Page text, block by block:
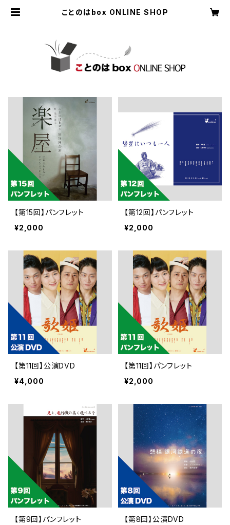
ことのはbox ONLINE SHOP
【第15回】パンフレット
¥2,000
【第12回】パンフレット
¥2,000
【第11回】公演DVD
¥4,000
【第11回】パンフレット
¥2,000
【第9回】パンフレット
【第8回】公演DVD